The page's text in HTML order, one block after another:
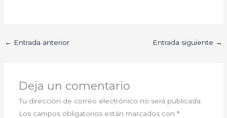
← Entrada anterior Entrada siguiente →
Deja un comentario
Tu dirección de correo electrónico no será publicada.
Los campos obligatorios están marcados con *